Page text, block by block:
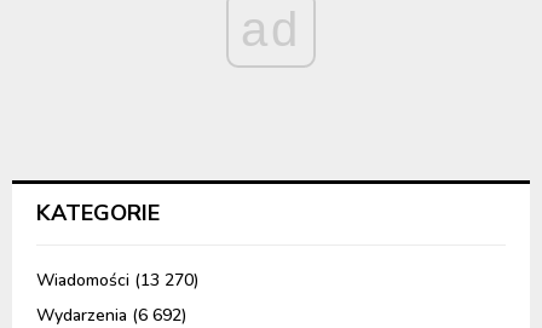
ad
KATEGORIE
Wiadomości (13 270)
Wydarzenia (6 692)